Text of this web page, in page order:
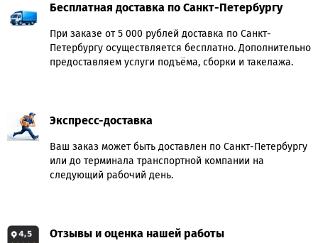
Бесплатная доставка по Санкт-Петербургу
При заказе от 5 000 рублей доставка по Санкт-
Петербургу осуществляется бесплатно. Дополнительно
предоставляем услуги подъёма, сборки и такелажа.
Экспресс-доставка
Ваш заказ может быть доставлен по Санкт-Петербургу
или до терминала транспортной компании на
следующий рабочий день.
Отзывы и оценка нашей работы